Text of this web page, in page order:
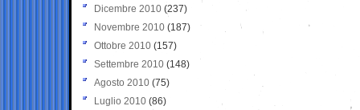
Dicembre 2010 (237)
Novembre 2010 (187)
Ottobre 2010 (157)
Settembre 2010 (148)
Agosto 2010 (75)
Luglio 2010 (86)